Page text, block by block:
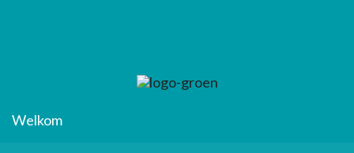
Welkom